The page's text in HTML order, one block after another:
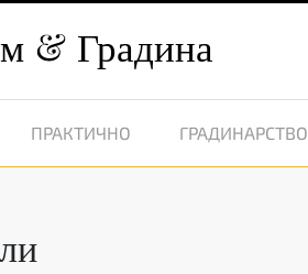
Градина
ПРАКТИЧНО ГРАДИНАРСТВО